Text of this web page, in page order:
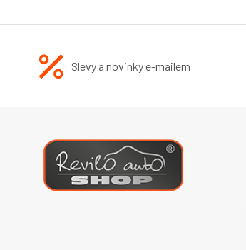
Slevy a novinky e-mailem